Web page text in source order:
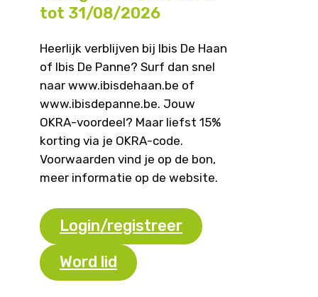
tot 31/08/2026
Heerlijk verblijven bij Ibis De Haan
of Ibis De Panne? Surf dan snel
naar www.ibisdehaan.be of
www.ibisdepanne.be. Jouw
OKRA-voordeel? Maar liefst 15%
korting via je OKRA-code.
Voorwaarden vind je op de bon,
meer informatie op de website.
Login/registreer
Word lid